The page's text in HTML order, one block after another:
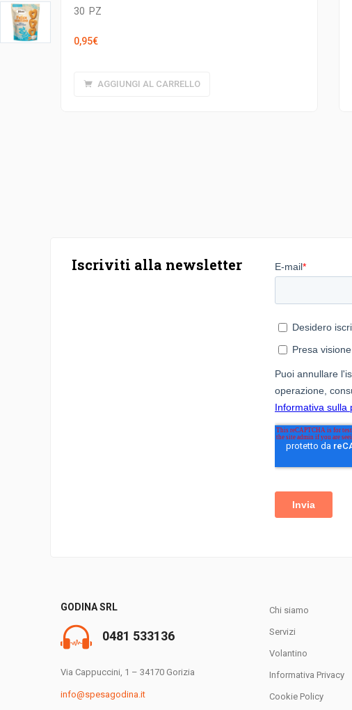
30 PZ
0,95€
AGGIUNGI AL CARRELLO
Iscriviti alla newsletter
GODINA SRL
0481 533136
Via Cappuccini, 1 – 34170 Gorizia
info@spesagodina.it
Chi siamo
Servizi
Volantino
Informativa Privacy
Cookie Policy